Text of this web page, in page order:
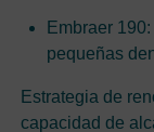
Embraer
pequeñas
Estrategia de
capacidad de